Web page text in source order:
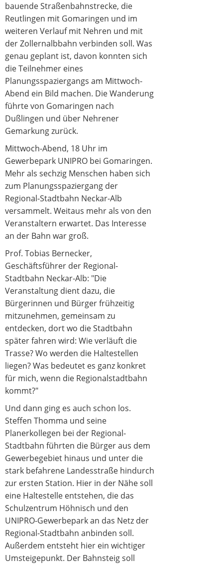
bauende Straßenbahnstrecke, die
Reutlingen mit Gomaringen und im
weiteren Verlauf mit Nehren und mit
der Zollernalbbahn verbinden soll. Was
genau geplant ist, davon konnten sich
die Teilnehmer eines
Planungsspaziergangs am Mittwoch-
Abend ein Bild machen. Die Wanderung
führte von Gomaringen nach
Dußlingen und über Nehrener
Gemarkung zurück.
Mittwoch-Abend, 18 Uhr im
Gewerbepark UNIPRO bei Gomaringen.
Mehr als sechzig Menschen haben sich
zum Planungsspaziergang der
Regional-Stadtbahn Neckar-Alb
versammelt. Weitaus mehr als von den
Veranstaltern erwartet. Das Interesse
an der Bahn war groß.
Prof. Tobias Bernecker,
Geschäftsführer der Regional-
Stadtbahn Neckar-Alb: "Die
Veranstaltung dient dazu, die
Bürgerinnen und Bürger frühzeitig
mitzunehmen, gemeinsam zu
entdecken, dort wo die Stadtbahn
später fahren wird: Wie verläuft die
Trasse? Wo werden die Haltestellen
liegen? Was bedeutet es ganz konkret
für mich, wenn die Regionalstadtbahn
kommt?"
Und dann ging es auch schon los.
Steffen Thomma und seine
Planerkollegen bei der Regional-
Stadtbahn führten die Bürger aus dem
Gewerbegebiet hinaus und unter die
stark befahrene Landesstraße hindurch
zur ersten Station. Hier in der Nähe soll
eine Haltestelle entstehen, die das
Schulzentrum Höhnisch und den
UNIPRO-Gewerbepark an das Netz der
Regional-Stadtbahn anbinden soll.
Außerdem entsteht hier ein wichtiger
Umsteigepunkt. Der Bahnsteig soll